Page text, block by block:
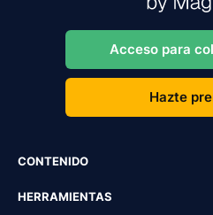
Acceso para
Hazte
CONTENIDO
HERRAMIENTAS